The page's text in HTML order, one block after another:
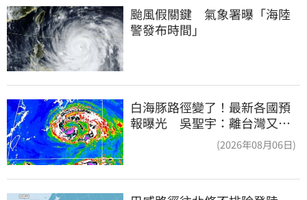
颱風假關鍵　氣象署曝「海陸
警發布時間」
白海豚路徑變了！最新各國預
報曝光 吳聖宇：離台灣又更
(2026年08月06日)